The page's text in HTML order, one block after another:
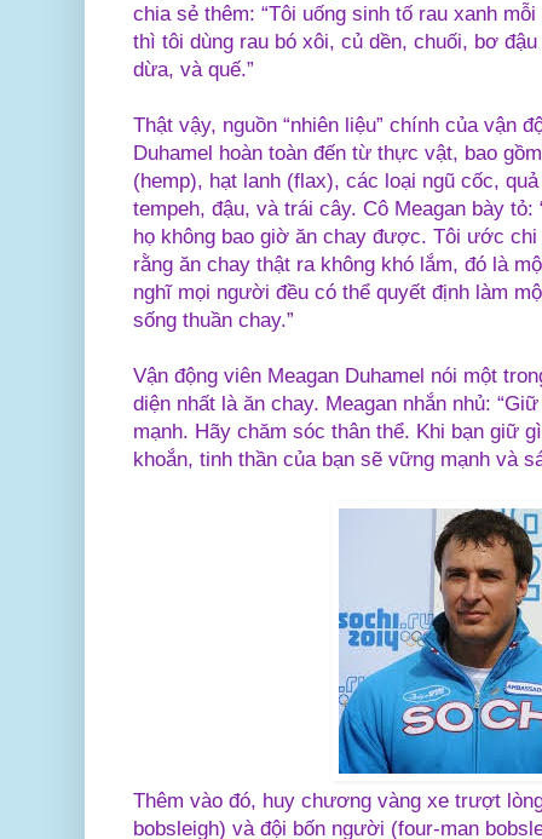
chia sẻ thêm: “Tôi uống sinh tố rau xanh
thì tôi dùng rau bó xôi, củ dền, chuối, bơ
dừa, và quế.”
Thật vậy, nguồn “nhiên liệu” chính của vận
Duhamel hoàn toàn đến từ thực vật, bao
(hemp), hạt lanh (flax), các loại ngũ cốc,
tempeh, đậu, và trái cây. Cô Meagan bày
họ không bao giờ ăn chay được. Tôi ước
rằng ăn chay thật ra không khó lắm, đó là
nghĩ mọi người đều có thể quyết định làm
sống thuần chay.”
Vận động viên Meagan Duhamel nói một
diện nhất là ăn chay. Meagan nhắn nhủ:
mạnh. Hãy chăm sóc thân thể. Khi bạn giữ
khoắn, tinh thần của bạn sẽ vững mạnh và
Thêm vào đó, huy chương vàng xe trượt
bobsleigh) và đội bốn người (four-man